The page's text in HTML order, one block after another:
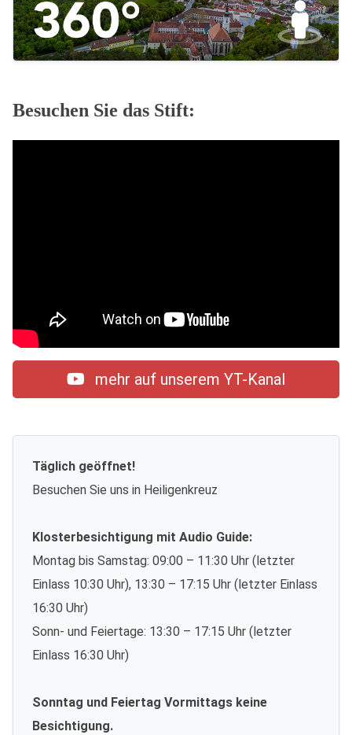
Besuchen Sie das Stift:
mehr auf unserem YT-Kanal
Täglich geöffnet!
Besuchen Sie uns in Heiligenkreuz
Klosterbesichtigung mit Audio Guide:
Montag bis Samstag: 09:00 – 11:30 Uhr (letzter
Einlass 10:30 Uhr), 13:30 – 17:15 Uhr (letzter Einlass
16:30 Uhr)
Sonn- und Feiertage: 13:30 – 17:15 Uhr (letzter
Einlass 16:30 Uhr)
Sonntag und Feiertag Vormittags keine
Besichtigung.